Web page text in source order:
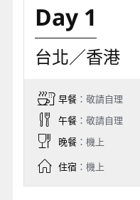
Day 1
台北／香港
早餐：敬請自理
午餐：敬請自理
晚餐：機上
住宿：機上